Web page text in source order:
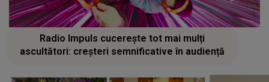
Radio Impuls cucerește tot mai mulți
ascultători: creșteri semnificative în audiență